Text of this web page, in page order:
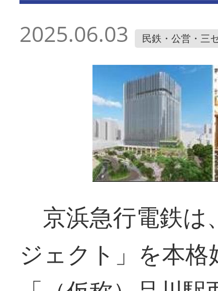
2025.06.03 民鉄・公営・三
京浜急行電鉄は
ジェクト」を本